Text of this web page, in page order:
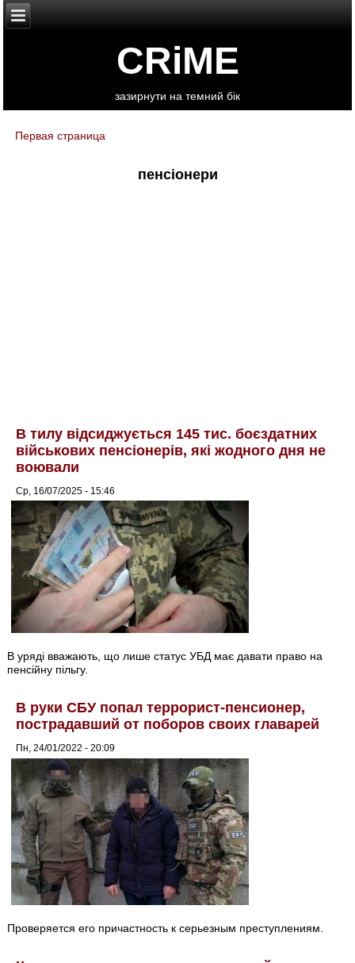
CRiME
зазирнути на темний бік
You are here
Первая страница
пенсіонери
В тилу відсиджується 145 тис. боєздатних
військових пенсіонерів, які жодного дня не
воювали
Ср, 16/07/2025 - 15:46
В уряді вважають, що лише статус УБД має давати право на
пенсійну пільгу.
В руки СБУ попал террорист-пенсионер,
пострадавший от поборов своих главарей
Пн, 24/01/2022 - 20:09
Проверяется его причастность к серьезным преступлениям.